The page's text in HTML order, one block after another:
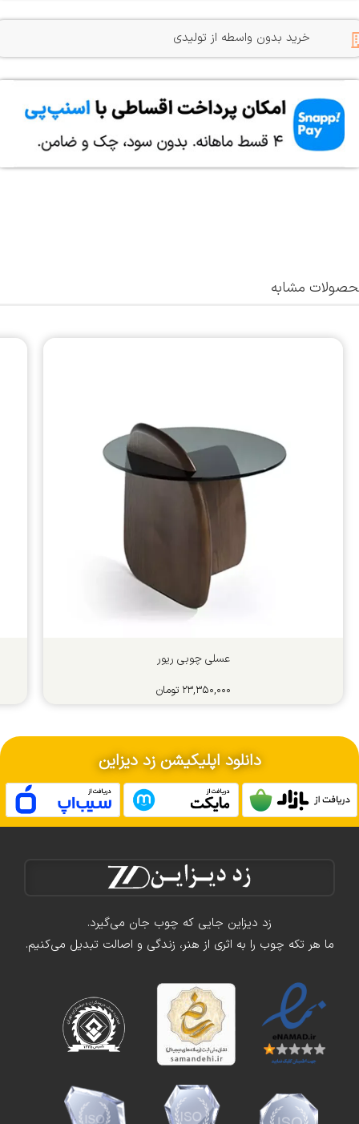
خرید بدون واسطه از تولیدی
مشابه
عسلی چوبی ریور
۲۳,۳۵۰,۰۰۰ تومان
دانلود اپلیکیشن زد دیزاین
زد دیزاین جایی که چوب جان می‌گیرد.
ما هر تکه چوب را به اثری از هنر، زندگی و اصالت تبدیل می‌کنیم.